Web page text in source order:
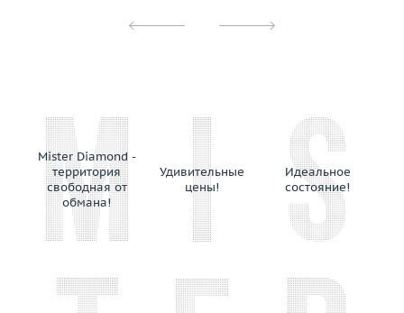
Mister Diamond -
территория
свободная от
обмана!
Удивительные
цены!
Идеальное
состояние!